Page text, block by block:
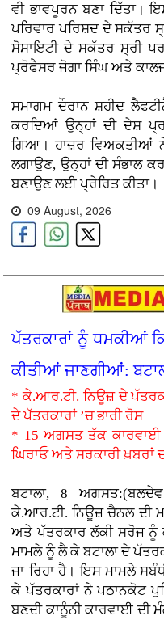
ਵੀ ਭਾਵਪੂਰਨ ਬਣਾ ਦਿੱਤਾ।
ਪਰਿਵਾਰ ਪਰਿਸ਼ਦ ਦੇ ਸਕੱਤਰ
ਸੋਸਾਇਟੀ ਦੇ ਸਕੱਤਰ ਸ੍ਰੀ
ਪ੍ਰੋਫੈਸਰ ਜੋਗਾ ਸਿੰਘ ਅਤੇ
ਸਮਾਗਮ ਦੌਰਾਨ ਸ਼ਹੀਦ
ਕਰਦਿਆਂ ਉਨ੍ਹਾਂ ਦੀ ਦੇਸ਼
ਗਿਆ। ਹਾਜ਼ਰ ਵਿਅਕਤੀਆਂ
ਲਗਾਉਣ, ਉਨ੍ਹਾਂ ਦੀ ਸੰਭਾਲ
ਬਣਾਉਣ ਲਈ ਪ੍ਰੇਰਿਤ ਕੀਤਾ।
09 August, 2026
ਪੱਤਰਕਾਰਾਂ ਨੂੰ ਧਮਕੀਆਂ
ਕੀਤੀਆਂ ਜਾਣਗੀਆਂ:
* ਕੇ.ਆਰ.ਟੀ. ਨਿਊਜ਼ ਦੇ
ਦੇ ਪੱਤਰਕਾਰਾਂ ’ਚ ਭਾਰੀ ਰੋਸ
* 15 ਅਗਸਤ ਤੱਕ ਕਾਰਵਾਈ
ਘਿਰਾਓ ਅਤੇ ਸਰਕਾਰੀ ਖ਼ਬਰਾਂ
ਬਟਾਲਾ, 8
ਕੇ.ਆਰ.ਟੀ. ਨਿਊਜ਼ ਚੈਨਲ ਦੀ
ਅਤੇ ਪੱਤਰਕਾਰ ਲੱਕੀ ਸਰੋਜ ਨੂੰ
ਮਾਮਲੇ ਨੂੰ ਲੈ ਕੇ ਬਟਾਲਾ ਦੇ
ਜਾ ਰਿਹਾ ਹੈ। ਇਸ ਮਾਮਲੇ
ਕੇ ਪੱਤਰਕਾਰਾਂ ਨੇ ਪਠਾਨਕੋਟ
ਬਣਦੀ ਕਾਨੂੰਨੀ ਕਾਰਵਾਈ ਦੀ